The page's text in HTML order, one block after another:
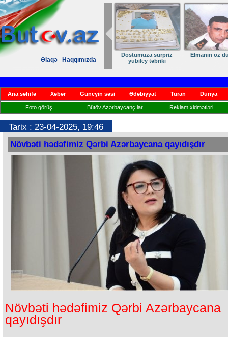
Əlaqə Haqqımızda
Dostumuza sürpriz
yubiley təbriki
Elmanın öz
Ana səhifə Xəbər Güneyin səsi Ədəbiyyat Turan Dünya
Foto görüş Bütöv Azərbaycançılar Reklam xidmətləri
Tarix : 23-04-2025, 19:46
Növbəti hədəfimiz Qərbi Azərbaycana qayıdışdır
Növbəti hədəfimiz Qərbi Azərbaycana
qayıdışdır